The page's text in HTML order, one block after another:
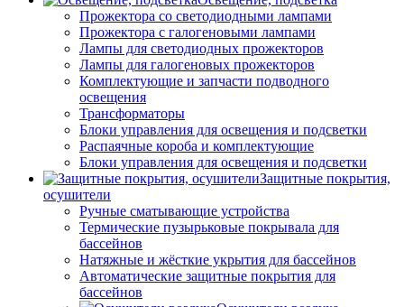
Прожектора со светодиодными лампами
Прожектора с галогеновыми лампами
Лампы для светодиодных прожекторов
Лампы для галогеновых прожекторов
Комплектующие и запчасти подводного
освещения
Трансформаторы
Блоки управления для освещения и подсветки
Распаячные короба и комплектующие
Блоки управления для освещения и подсветки
Защитные покрытия,
осушители
Ручные сматывающие устройства
Термические пузырьковые покрывала для
бассейнов
Натяжные и жёсткие укрытия для бассейнов
Автоматические защитные покрытия для
бассейнов